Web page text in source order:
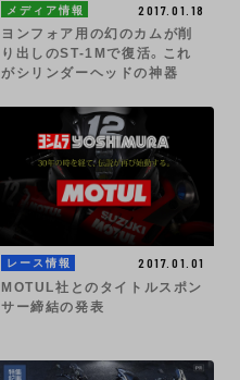
メディア情報
2017.01.18
ヨンフォア用の幻のカムが削
り出しのST-1Mで復活。これ
がシリンダーヘッドの神器
レース情報
2017.01.01
MOTUL社とのタイトルスポン
サー締結の発表